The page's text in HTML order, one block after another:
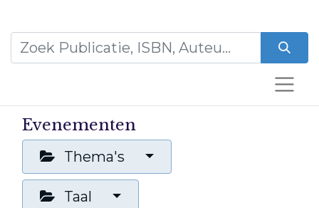
Evenementen
Thema's
Taal